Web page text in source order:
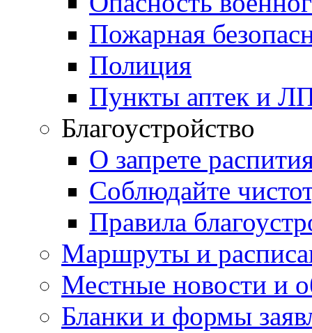
Пожарная
Полиция
Пункты аптек и
Благоустройство
О запрете
Соблюдайте
Правила
Маршруты и
Местные новости и
Бланки и формы